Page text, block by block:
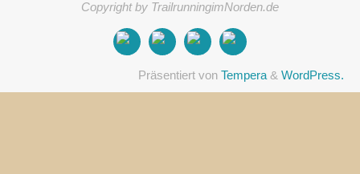
Copyright by TrailrunningimNorden.de
Präsentiert von Tempera& WordPress.